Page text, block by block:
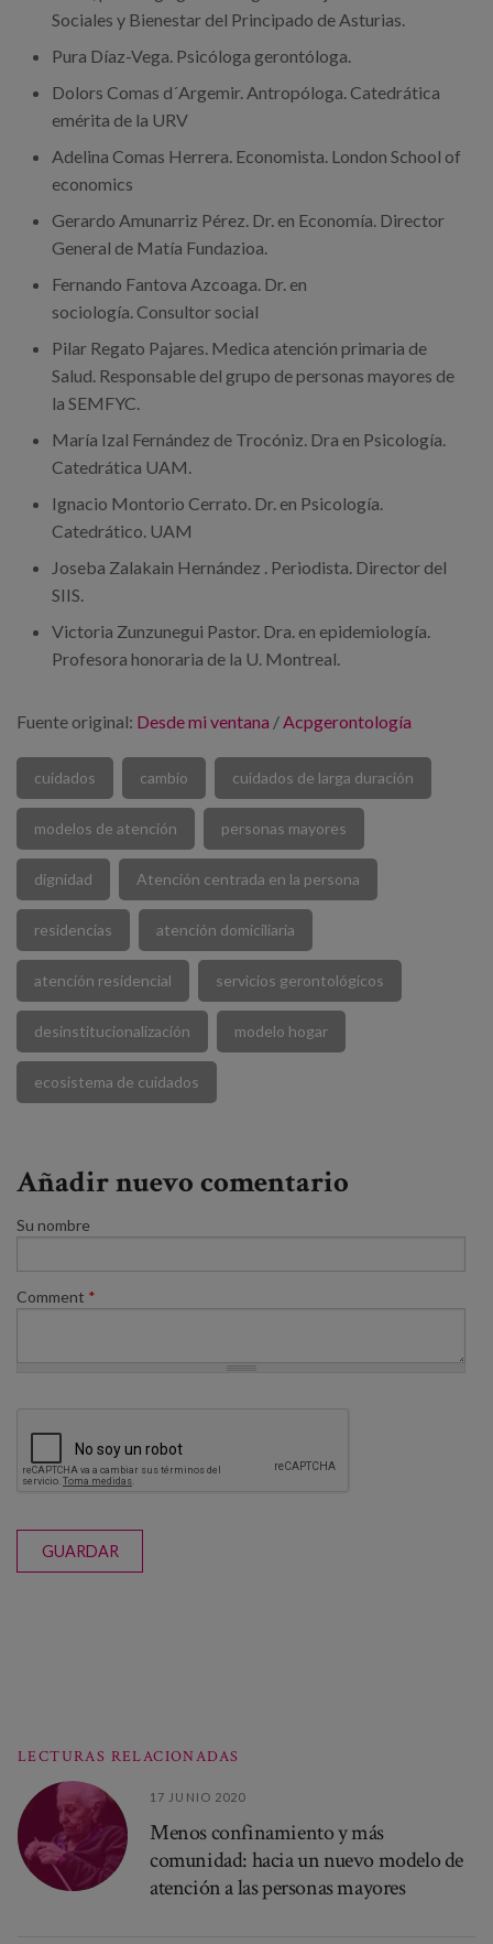
Sociales y Bienestar del Principado de Asturias.
Pura Díaz-Vega. Psicóloga gerontóloga.
Dolors Comas d´Argemir. Antropóloga. Catedrática
emérita de la URV
Adelina Comas Herrera. Economista. London School of
economics
Gerardo Amunarriz Pérez. Dr. en Economía. Director
General de Matía Fundazioa.
Fernando Fantova Azcoaga. Dr. en
sociología. Consultor social
Pilar Regato Pajares. Medica atención primaria de
Salud. Responsable del grupo de personas mayores de
la SEMFYC.
María Izal Fernández de Trocóniz. Dra en Psicología.
Catedrática UAM.
Ignacio Montorio Cerrato. Dr. en Psicología.
Catedrático. UAM
Joseba Zalakain Hernández . Periodista. Director del
SIIS.
Victoria Zunzunegui Pastor. Dra. en epidemiología.
Profesora honoraria de la U. Montreal.
Fuente original: Desde mi ventana /Acpgerontología
cuidados cambio cuidados de larga duración
modelos de atención personas mayores
dignidad Atención centrada en la persona
residencias atención domiciliaria
atención residencial servicios gerontológicos
desinstitucionalización modelo hogar
ecosistema de cuidados
Añadir nuevo comentario
Su nombre
Comment *
GUARDAR
LECTURAS RELACIONADAS
17 JUNIO 2020
Menos confinamiento y más
comunidad: hacia un nuevo modelo de
atención a las personas mayores